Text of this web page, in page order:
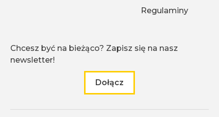
Regulaminy
Chcesz być na bieżąco? Zapisz się na nasz
newsletter!
Dołącz
do naszego newslettera